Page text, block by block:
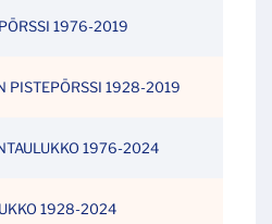
1976-2019
PISTEPÖRSSI 1928-2019
1976-2024
1928-2024